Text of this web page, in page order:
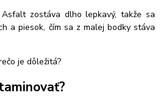
Asfalt zostáva dlho lepkavý, takže sa
a piesok, čím sa z malej bodky stáva